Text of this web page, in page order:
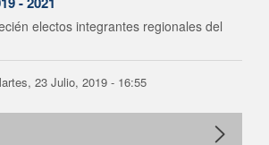
electos integrantes regionales del
23 Julio, 2019 - 16:55